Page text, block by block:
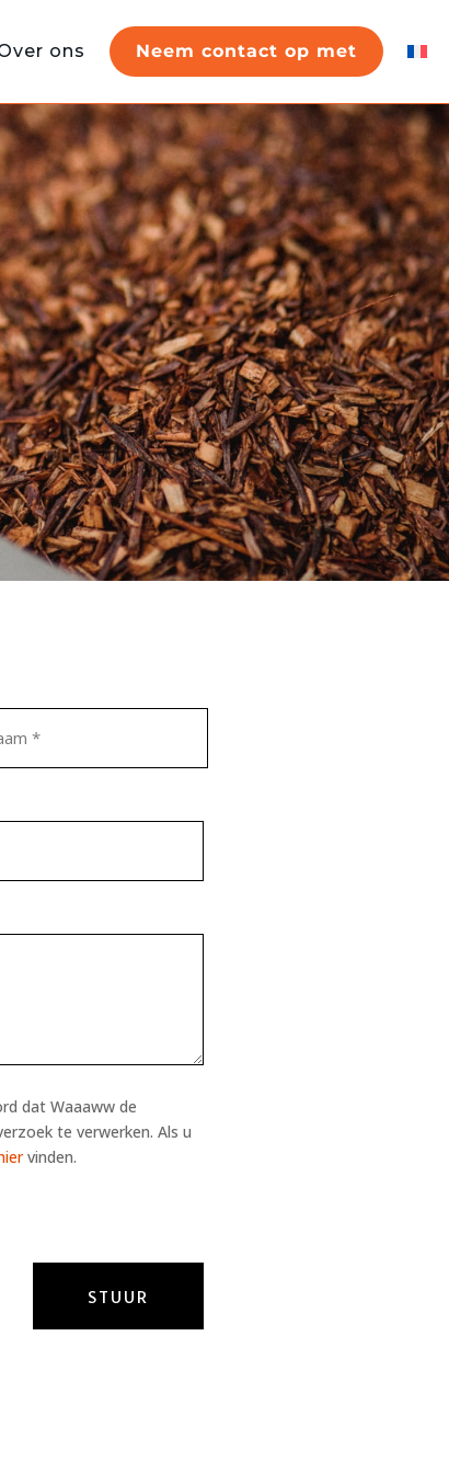
ons Neem contact op met
dat Waaaww de
te verwerken. Als u
vinden.